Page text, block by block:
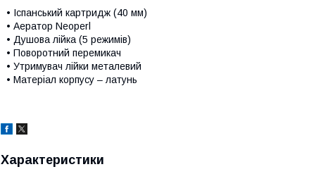
• Іспанський картридж (40 мм)
• Аератор Neoperl
• Душова лійка (5 режимів)
• Поворотний перемикач
• Утримувач лійки металевий
• Матеріал корпусу – латунь
Характеристики